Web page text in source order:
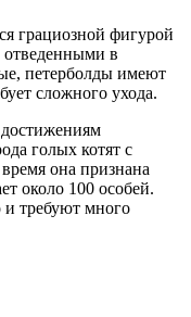
грациозной фигурой
отведенными в
петерболды имеют
сложного ухода.
голых котят с
она признана
около 100 особей.
и требуют много